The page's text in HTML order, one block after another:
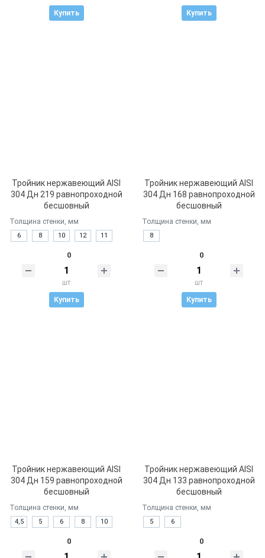
Купить Купить
Тройник нержавеющий AISI
304 Дн 219 равнопроходной
бесшовный
Толщина стенки, мм
6 8 10 12 11
0
шт
Купить
Тройник нержавеющий AISI
304 Дн 168 равнопроходной
бесшовный
Толщина стенки, мм
8
0
шт
Купить
Тройник нержавеющий AISI
304 Дн 159 равнопроходной
бесшовный
Толщина стенки, мм
4,5 5 6 8 10
0
Тройник нержавеющий AISI
304 Дн 133 равнопроходной
бесшовный
Толщина стенки, мм
5 6
0